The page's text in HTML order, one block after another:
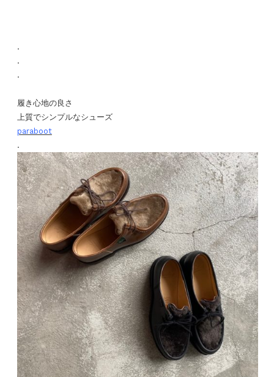
.
.
.
履き心地の良さ
上質でシンプルなシューズ
paraboot
.